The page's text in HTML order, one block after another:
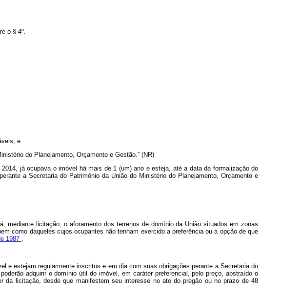
o § 4º.
e
do Planejamento, Orçamento e Gestão.” (NR)
já ocupava o imóvel há mais de 1 (um) ano e esteja, até a data da formalização do
a Secretaria do Patrimônio da União do Ministério do Planejamento, Orçamento e
mediante licitação, o aforamento dos terrenos de domínio da União situados em zonas
como daqueles cujos ocupantes não tenham exercido a preferência ou a opção de que
1987 .
e estejam regularmente inscritos e em dia com suas obrigações perante a Secretaria do
adquirir o domínio útil do imóvel, em caráter preferencial, pelo preço, abstraído o
licitação, desde que manifestem seu interesse no ato do pregão ou no prazo de 48